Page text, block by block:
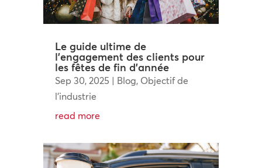
Le guide ultime de
l’engagement des clients pour
les fêtes de fin d’année
Sep 30, 2025 | Blog, Objectif de
l'industrie
read more